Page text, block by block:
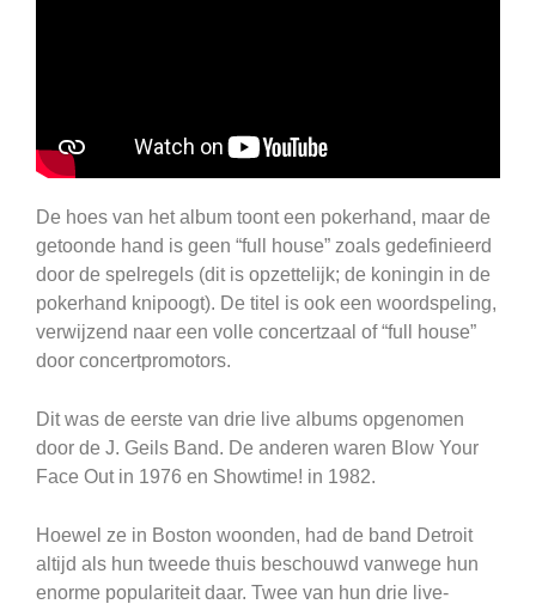
De hoes van het album toont een pokerhand, maar de
getoonde hand is geen “full house” zoals gedefinieerd
door de spelregels (dit is opzettelijk; de koningin in de
pokerhand knipoogt). De titel is ook een woordspeling,
verwijzend naar een volle concertzaal of “full house”
door concertpromotors.
Dit was de eerste van drie live albums opgenomen
door de J. Geils Band. De anderen waren Blow Your
Face Out in 1976 en Showtime! in 1982.
Hoewel ze in Boston woonden, had de band Detroit
altijd als hun tweede thuis beschouwd vanwege hun
enorme populariteit daar. Twee van hun drie live-